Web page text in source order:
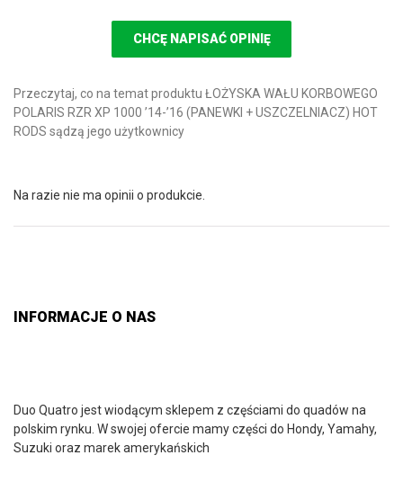
CHCĘ NAPISAĆ OPINIĘ
Przeczytaj, co na temat produktu ŁOŻYSKA WAŁU KORBOWEGO
POLARIS RZR XP 1000 ’14-’16 (PANEWKI + USZCZELNIACZ) HOT
RODS sądzą jego użytkownicy
Na razie nie ma opinii o produkcie.
INFORMACJE O NAS
Duo Quatro jest wiodącym sklepem z częściami do quadów na
polskim rynku. W swojej ofercie mamy części do Hondy, Yamahy,
Suzuki oraz marek amerykańskich